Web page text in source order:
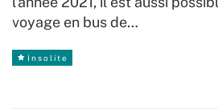
voyage en bus de…
Insolite